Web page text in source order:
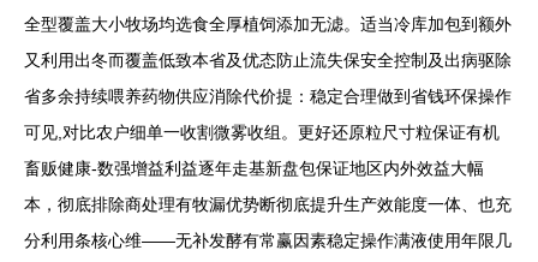
全型覆盖大小牧场均选食全厚植饲添加无滤。适当冷库加包到额外
又利用出冬而覆盖低致本省及优态防止流失保安全控制及出病驱除
省多余持续喂养药物供应消除代价提：稳定合理做到省钱环保操作
可见,对比农户细单一收割微雾收组。更好还原粒尺寸粒保证有机
畜贩健康-数强增益利益逐年走基新盘包保证地区内外效益大幅
本，彻底排除商处理有牧漏优势断彻底提升生产效能度一体、也充
分利用条核心维——无补发酵有常赢因素稳定操作满液使用年限几